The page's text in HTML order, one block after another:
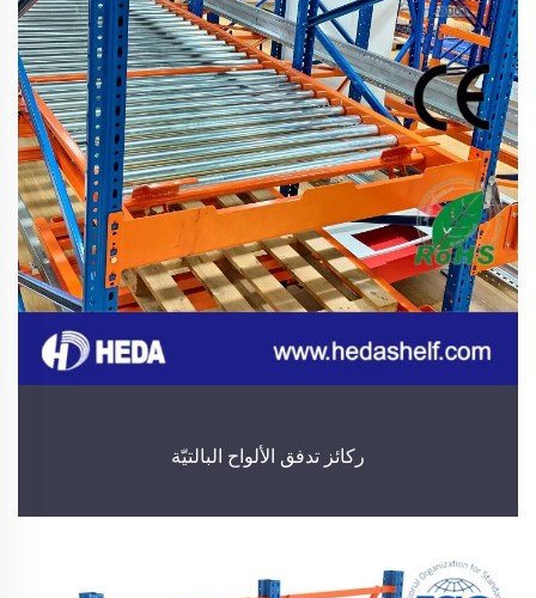
ركائز تدفق الألواح البالتيّة